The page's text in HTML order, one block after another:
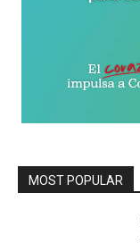
MOST POPULAR